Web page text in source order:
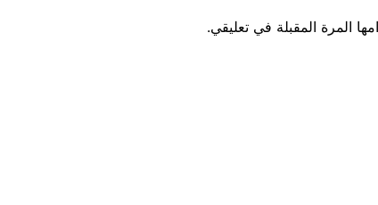
المرة المقبلة في تعليقي.